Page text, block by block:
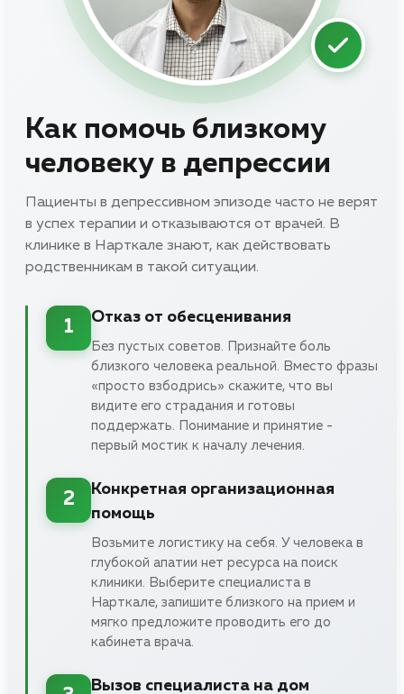
Как помочь близкому
человеку в депрессии
Пациенты в депрессивном эпизоде часто не верят
в успех терапии и отказываются от врачей. В
клинике в Нарткале знают, как действовать
родственникам в такой ситуации.
1
Отказ от обесценивания
Без пустых советов. Признайте боль
близкого человека реальной. Вместо фразы
«просто взбодрись» скажите, что вы
видите его страдания и готовы
поддержать. Понимание и принятие -
первый мостик к началу лечения.
2
Конкретная организационная
помощь
Возьмите логистику на себя. У человека в
глубокой апатии нет ресурса на поиск
клиники. Выберите специалиста в
Нарткале, запишите близкого на прием и
мягко предложите проводить его до
кабинета врача.
Вызов специалиста на дом